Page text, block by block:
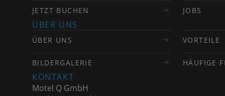
JETZT BUCHEN JOBS
ÜBER UNS
ÜBER UNS VORTEILE
BILDERGALERIE HÄUFIGE
KONTAKT
Motel Q GmbH